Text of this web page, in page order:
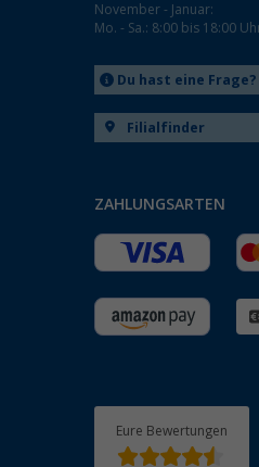
November - Januar:
Mo. - Sa.: 8:00 bis 18:00
Du hast eine Frage?
Filialfinder
ZAHLUNGSARTEN
Eure Bewertungen